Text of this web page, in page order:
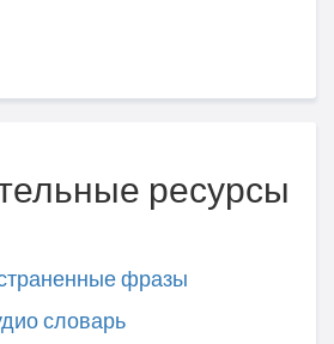
ресурсы
фразы
словарь